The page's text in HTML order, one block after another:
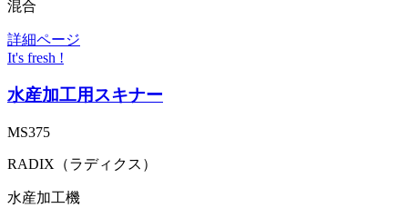
混合
詳細ページ
It's fresh !
水産加工用スキナー
MS375
RADIX（ラディクス）
水産加工機